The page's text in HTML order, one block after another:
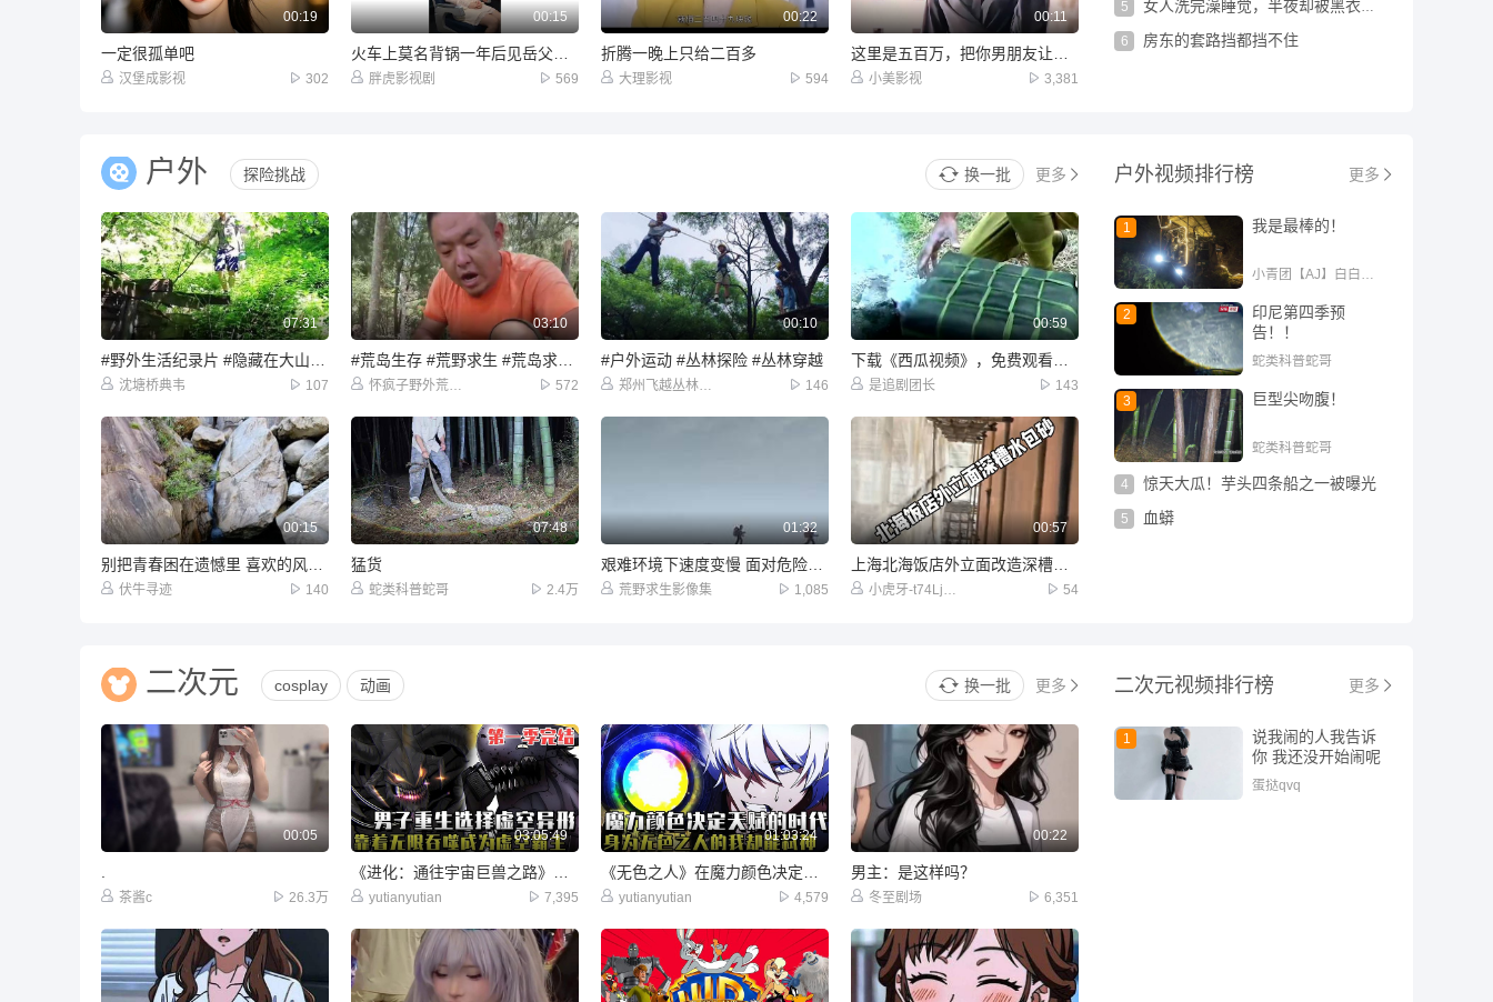
00:19
一定很孤单吧
汉堡成影视 302
00:15
胖虎影视剧 569
00:22
折腾一晚上只给二百多
大理影视 594
00:11
小美影视 3,381
5 女人洗完澡睡觉，半夜却被黑衣人M晕
6 房东的套路挡都挡不住
户外 探险挑战 换一批 更多
07:31
沈塘桥典韦 107
03:10
怀疯子野外荒岛浪人 572
00:10
#户外运动 #丛林探险 #丛林穿越
郑州飞越丛林meng 146
00:59
是追剧团长 143
00:15
别把青春困在遗憾里 喜欢的风景一定要自己去看一看才行。#治愈系风景 #户外 #远离城市的喧嚣 #被旅
伏牛寻迹 140
07:48
猛货
蛇类科普蛇哥 2.4万
01:32
艰难环境下速度变慢 面对危险怀疑是不是太冒险#纪录片 #惊险
荒野求生影像集 1,085
00:57
上海北海饭店外立面改造深槽水包砂
小虎牙-t74LjXmLZ3 54
更多
户外视频排行榜
1 我是最棒的！
2
印尼第四季预
告！！
蛇类科普蛇哥
3 巨型尖吻腹！
蛇类科普蛇哥
4 惊天大瓜！芋头四条船之一被曝光
5 血蟒
二次元 cosplay 动画 换一批 更多
00:05
茶酱c 26.3万
03:05:49
yutianyutian 7,395
01:03:24
yutianyutian 4,579
00:22
男主：是这样吗？
冬至剧场 6,351
更多
二次元视频排行榜
1
说我闹的人我告诉
你 我还没开始闹呢
蛋挞qvq